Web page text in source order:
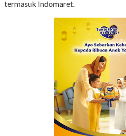
termasuk Indomaret.